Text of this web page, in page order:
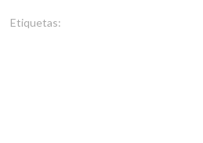
Etiquetas: